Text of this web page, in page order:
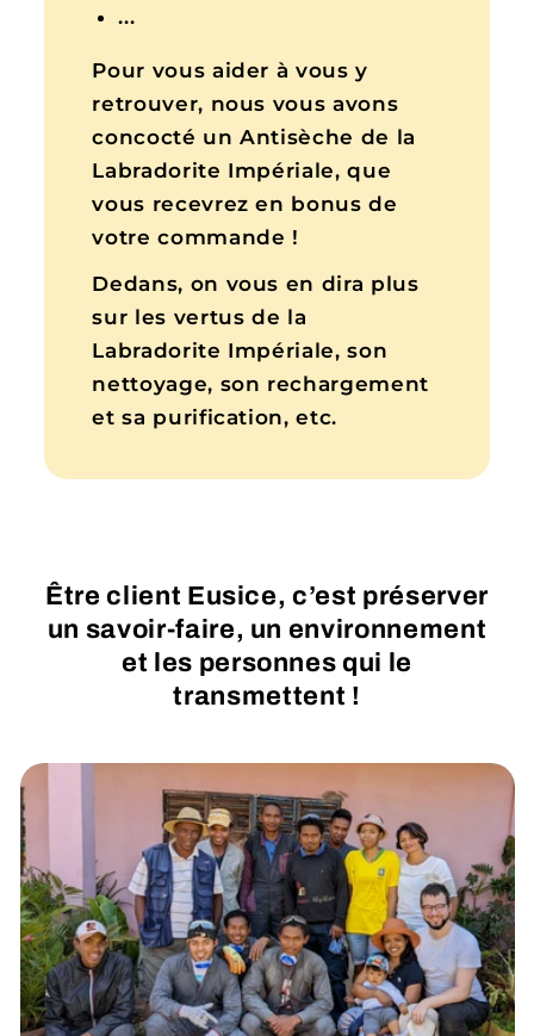
...
Pour vous aider à vous y
retrouver, nous vous avons
concocté un Antisèche de la
Labradorite Impériale, que
vous recevrez en bonus de
votre commande !
Dedans, on vous en dira plus
sur les vertus de la
Labradorite Impériale, son
nettoyage, son rechargement
et sa purification, etc.
Être client Eusice, c’est préserver
un savoir-faire, un environnement
et les personnes qui le
transmettent !